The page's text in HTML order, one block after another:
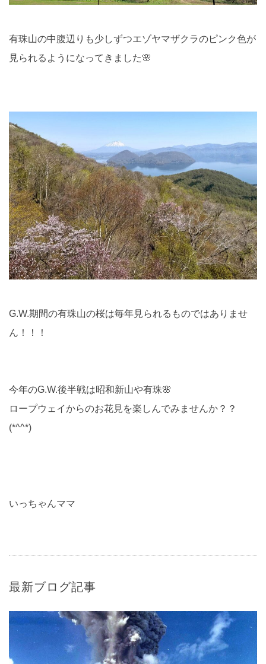
有珠山の中腹辺りも少しずつエゾヤマザクラのピンク色が
見られるようになってきました🌸
G.W.期間の有珠山の桜は毎年見られるものではありませ
ん！！！
今年のG.W.後半戦は昭和新山や有珠🌸
ロープウェイからのお花見を楽しんでみませんか？？
(*^^*)
いっちゃんママ
最新ブログ記事